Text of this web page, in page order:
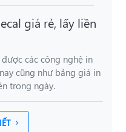
giá rẻ, lấy liền
các công nghệ in
cũng như bảng giá in
trong ngày.